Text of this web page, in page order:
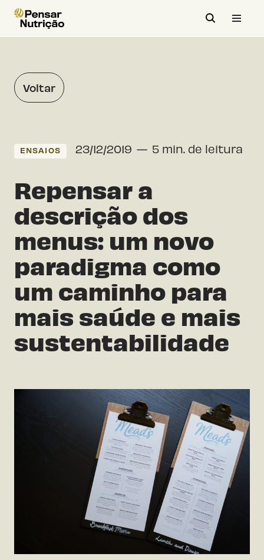
Avançar
conteúdo
Voltar
ENSAIOS 23/12/2019 5 min. de leitura
Repensar a
descrição dos
menus: um novo
paradigma como
um caminho para
mais saúde e mais
sustentabilidade